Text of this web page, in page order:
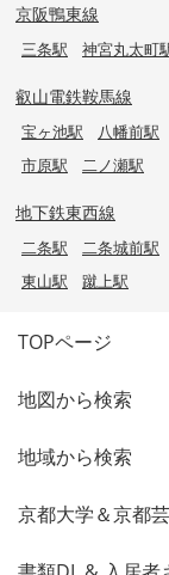
京阪鴨東線
三条駅 神宮丸太町
叡山電鉄鞍馬線
宝ヶ池駅 八幡前駅
市原駅
二ノ瀬駅
地下鉄東西線
二条駅 二条城前駅
東山駅
蹴上駅
TOPページ
地図から検索
地域から検索
京都大学＆京都